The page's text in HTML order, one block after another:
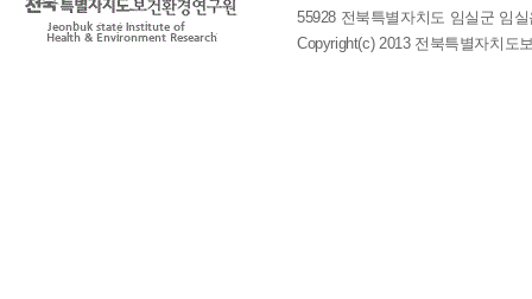
55928 전북특별자치도 임실군 임
Copyright(c) 2013 전북특별자치도